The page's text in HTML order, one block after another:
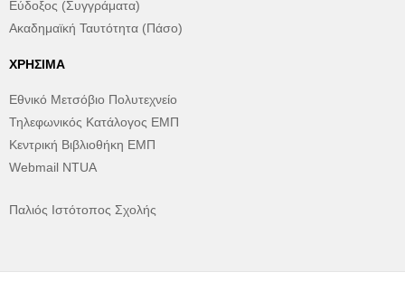
Εύδοξος (Συγγράματα)
Ακαδημαϊκή Ταυτότητα (Πάσο)
ΧΡΉΣΙΜΑ
Εθνικό Μετσόβιο Πολυτεχνείο
Τηλεφωνικός Κατάλογος ΕΜΠ
Κεντρική Βιβλιοθήκη ΕΜΠ
Webmail NTUA
Παλιός Ιστότοπος Σχολής